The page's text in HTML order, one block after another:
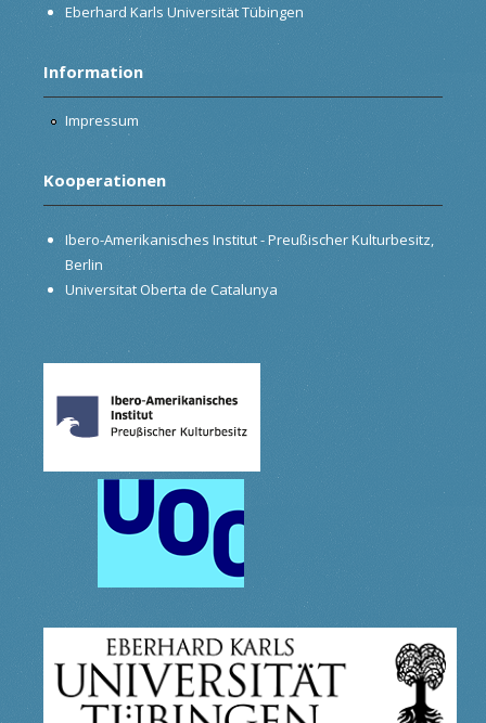
Eberhard Karls Universität Tübingen
Information
Impressum
Kooperationen
Ibero-Amerikanisches Institut - Preußischer Kulturbesitz,
Berlin
Universitat Oberta de Catalunya